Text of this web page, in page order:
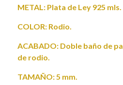
METAL: Plata de Ley 925 mls.
COLOR: Rodio.
ACABADO: Doble baño de
de rodio.
TAMAÑO: 5 mm.